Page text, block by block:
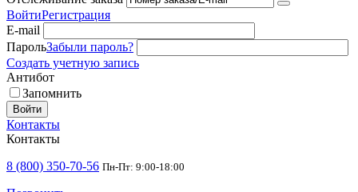
ВойтиРегистрация
E-mail
ПарольЗабыли пароль?
Создать учетную запись
Антибот
Запомнить
Войти
Контакты
Контакты
8 (800) 350-70-56 Пн-Пт: 9:00-18:00